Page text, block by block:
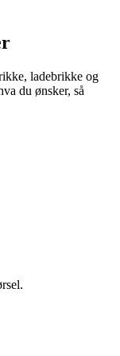
ladebrikke og
du ønsker, så